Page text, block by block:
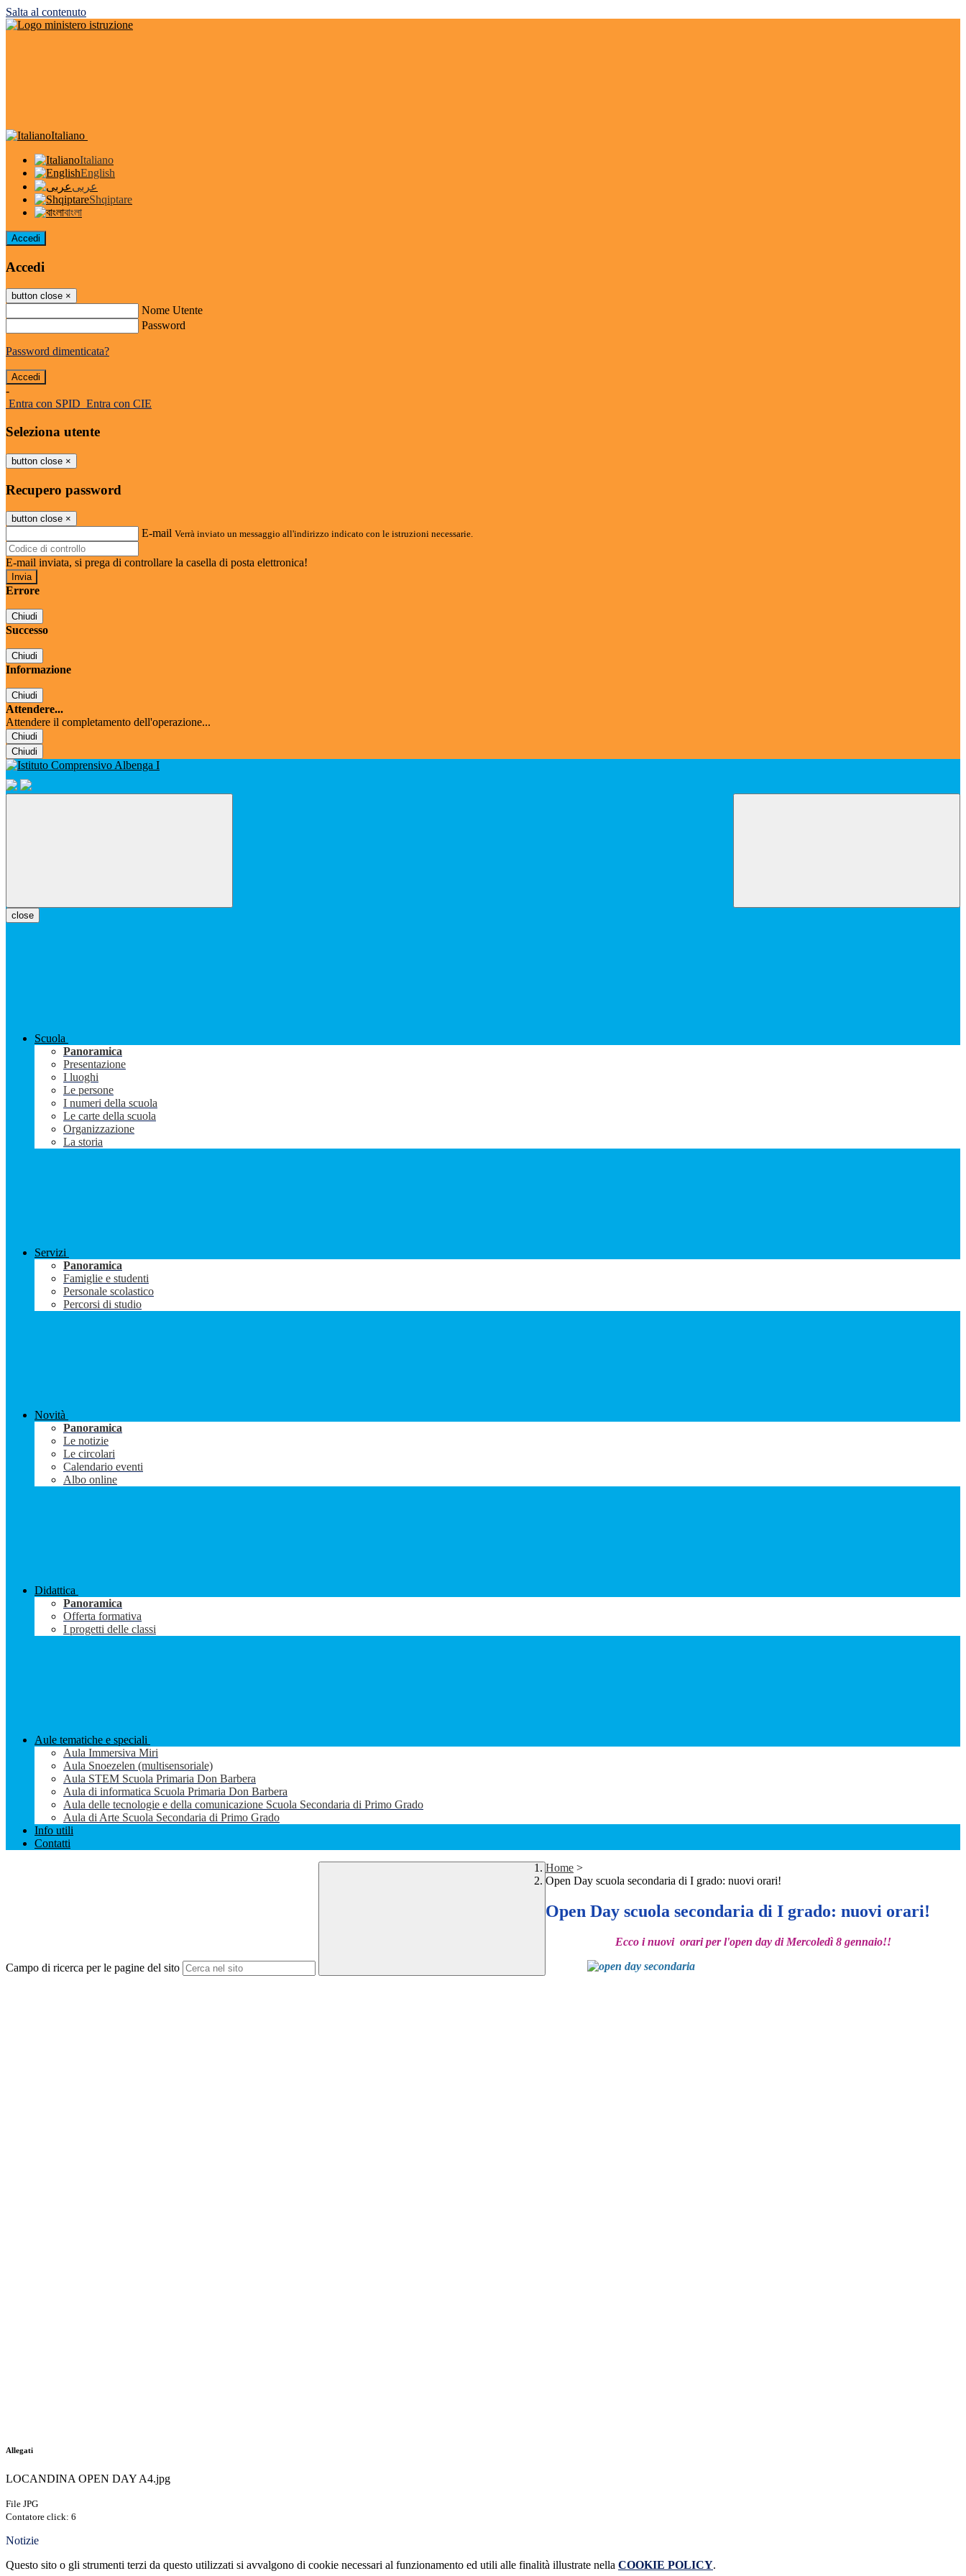
Salta al contenuto
Italiano
Italiano
English
عربى
Shqiptare
বাংলা
Accedi
Accedi
button close ×
Nome Utente
Password
Password dimenticata?
-
Entra con SPID Entra con CIE
Seleziona utente
button close ×
Recupero password
button close ×
E-mail Verrà inviato un messaggio all'indirizzo indicato con le istruzioni necessarie.
E-mail inviata, si prega di controllare la casella di posta elettronica!
Errore
Chiudi
Successo
Chiudi
Informazione
Chiudi
Attendere...
Attendere il completamento dell'operazione...
Chiudi
Chiudi
close
Scuola
Panoramica
Presentazione
I luoghi
Le persone
I numeri della scuola
Le carte della scuola
Organizzazione
La storia
Servizi
Panoramica
Famiglie e studenti
Personale scolastico
Percorsi di studio
Novità
Panoramica
Le notizie
Le circolari
Calendario eventi
Albo online
Didattica
Panoramica
Offerta formativa
I progetti delle classi
Aule tematiche e speciali
Aula Immersiva Miri
Aula Snoezelen (multisensoriale)
Aula STEM Scuola Primaria Don Barbera
Aula di informatica Scuola Primaria Don Barbera
Aula delle tecnologie e della comunicazione Scuola Secondaria di Primo Grado
Aula di Arte Scuola Secondaria di Primo Grado
Info utili
Contatti
Campo di ricerca per le pagine del sito
Home >
Open Day scuola secondaria di I grado: nuovi orari!
Open Day scuola secondaria di I grado: nuovi orari!
Ecco i nuovi orari per l'open day di Mercoledì 8 gennaio!!
Allegati
LOCANDINA OPEN DAY A4.jpg
File JPG
Contatore click: 6
Notizie
Questo sito o gli strumenti terzi da questo utilizzati si avvalgono di cookie necessari al funzionamento ed utili alle finalità illustrate nella COOKIE POLICY.